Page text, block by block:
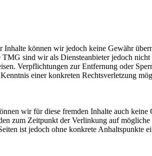
können wir jedoch keine Gewähr
sind wir als Diensteanbieter jedoch
Verpflichtungen zur Entfernung oder
einer konkreten Rechtsverletzung
wir für diese fremden Inhalte auch keine
zum Zeitpunkt der Verlinkung auf
ist jedoch ohne konkrete Anhaltspunkte